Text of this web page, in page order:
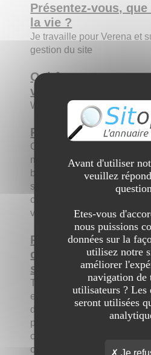
Présentez-vous,
la vie ?
Je travaille pour Verena et
gestion du site
Qui êtes-vous par
vous allez nous
Webmaster
Présentez le site
Chez Verena, nous
micronutrition peut être
bien des égards. C?est
sélectionné pour vous des
compléments alimentaires
vertus, à l?image du cbd
Pourquoi est-il
qui pourrait le
sites ?
Tous les compléments
et il est difficile de s'y
disponible en pharmacie ou
pourquoi Verena a
compléments alimentaires
concentrations en
Avant d'utiliser
veuillez
Etes-vous
nous puissions
données sur la
utilisez notre
améliorer
navigation de
utilisateurs ? Les
seront utilisées
Je